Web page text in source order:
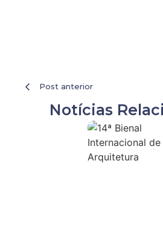
Post anterior
Notícias